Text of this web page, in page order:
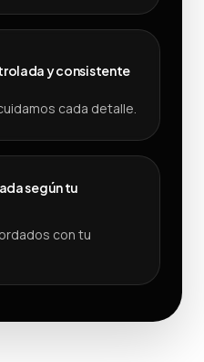
y consistente
cada detalle.
según tu
con tu